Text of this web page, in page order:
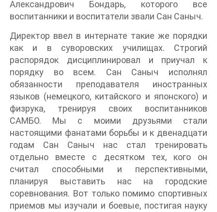
Александрович Бондарь, которого все
воспитанники и воспитатели звали Сан Саныч.
Директор ввел в интернате такие же порядки
как и в суворовских училищах. Строгий
распорядок дисциплинировал и приучал к
порядку во всем. Сан Саныч исполнял
обязанности преподавателя иностранных
языков (немецкого, китайского и японского) и
физрука, тренируя своих воспитанников
САМБО. Мы с моими друзьями стали
настоящими фанатами борьбы и к двенадцати
годам Сан Саныч нас стал тренировать
отдельно вместе с десятком тех, кого он
считал способными и перспективными,
планируя выставить нас на городские
соревнования. Вот только помимо спортивных
приемов мы изучали и боевые, постигая науку